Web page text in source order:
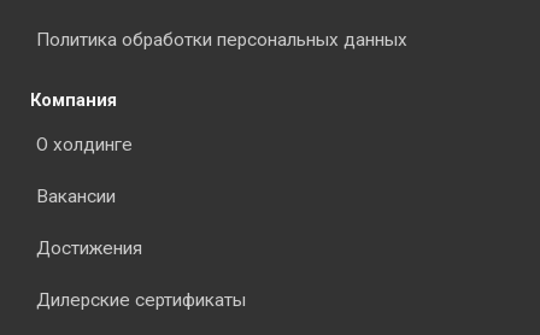
Политика обработки персональных данных
Компания
О холдинге
Вакансии
Достижения
Дилерские сертификаты